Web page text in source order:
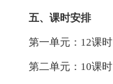
五、课时安排
第一单元：12课时
第二单元：10课时